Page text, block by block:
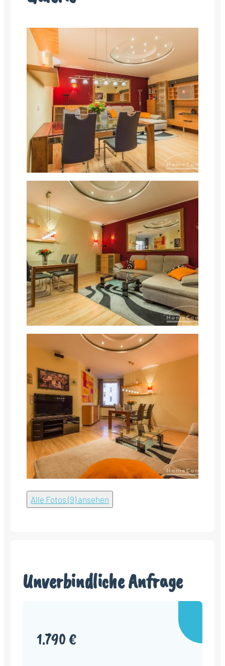
Alle Fotos (9) ansehen
Unverbindliche Anfrage
1.790 €